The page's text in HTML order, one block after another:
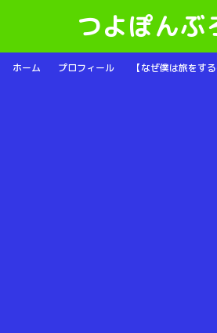
つよぽんぶ
ホーム プロフィール 【なぜ僕は旅をする